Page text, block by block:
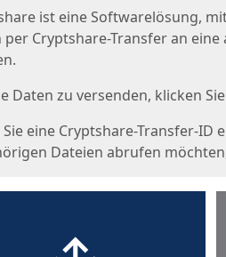
ist eine Softwarelösung,
per Cryptshare-Transfer an
Daten zu versenden, klicken
Sie eine Cryptshare-Transfer-ID
Dateien abrufen